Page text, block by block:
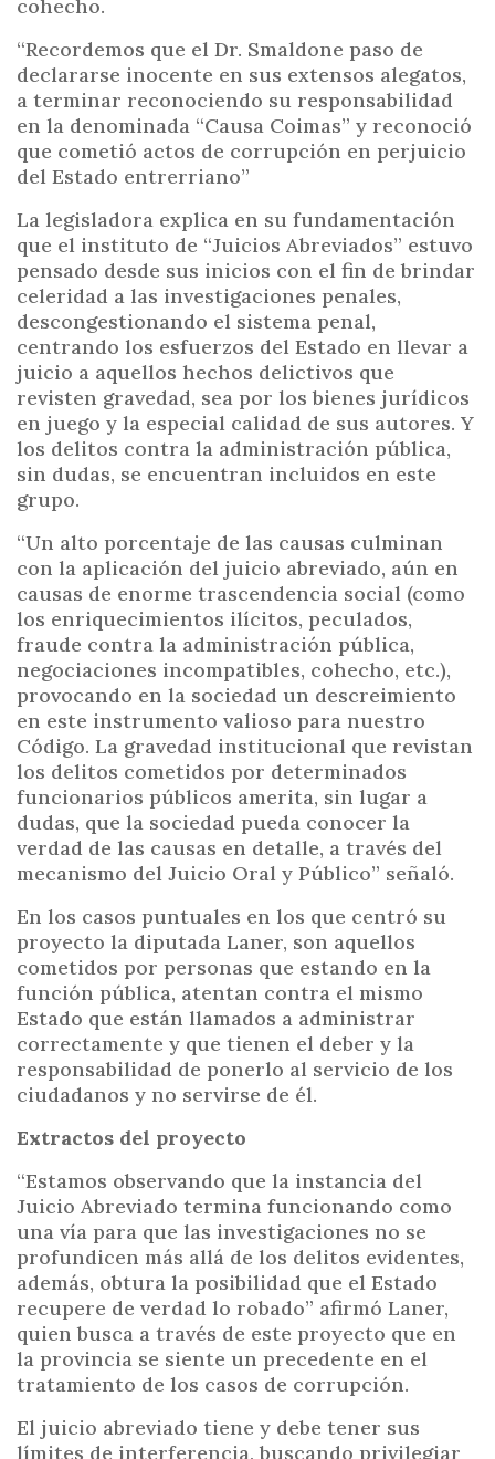
cohecho.
“Recordemos que el Dr. Smaldone paso de
declararse inocente en sus extensos alegatos,
a terminar reconociendo su responsabilidad
en la denominada “Causa Coimas” y reconoció
que cometió actos de corrupción en perjuicio
del Estado entrerriano”
La legisladora explica en su fundamentación
que el instituto de “Juicios Abreviados” estuvo
pensado desde sus inicios con el fin de brindar
celeridad a las investigaciones penales,
descongestionando el sistema penal,
centrando los esfuerzos del Estado en llevar a
juicio a aquellos hechos delictivos que
revisten gravedad, sea por los bienes jurídicos
en juego y la especial calidad de sus autores. Y
los delitos contra la administración pública,
sin dudas, se encuentran incluidos en este
grupo.
“Un alto porcentaje de las causas culminan
con la aplicación del juicio abreviado, aún en
causas de enorme trascendencia social (como
los enriquecimientos ilícitos, peculados,
fraude contra la administración pública,
negociaciones incompatibles, cohecho, etc.),
provocando en la sociedad un descreimiento
en este instrumento valioso para nuestro
Código. La gravedad institucional que revistan
los delitos cometidos por determinados
funcionarios públicos amerita, sin lugar a
dudas, que la sociedad pueda conocer la
verdad de las causas en detalle, a través del
mecanismo del Juicio Oral y Público” señaló.
En los casos puntuales en los que centró su
proyecto la diputada Laner, son aquellos
cometidos por personas que estando en la
función pública, atentan contra el mismo
Estado que están llamados a administrar
correctamente y que tienen el deber y la
responsabilidad de ponerlo al servicio de los
ciudadanos y no servirse de él.
Extractos del proyecto
“Estamos observando que la instancia del
Juicio Abreviado termina funcionando como
una vía para que las investigaciones no se
profundicen más allá de los delitos evidentes,
además, obtura la posibilidad que el Estado
recupere de verdad lo robado” afirmó Laner,
quien busca a través de este proyecto que en
la provincia se siente un precedente en el
tratamiento de los casos de corrupción.
El juicio abreviado tiene y debe tener sus
límites de interferencia, buscando privilegiar